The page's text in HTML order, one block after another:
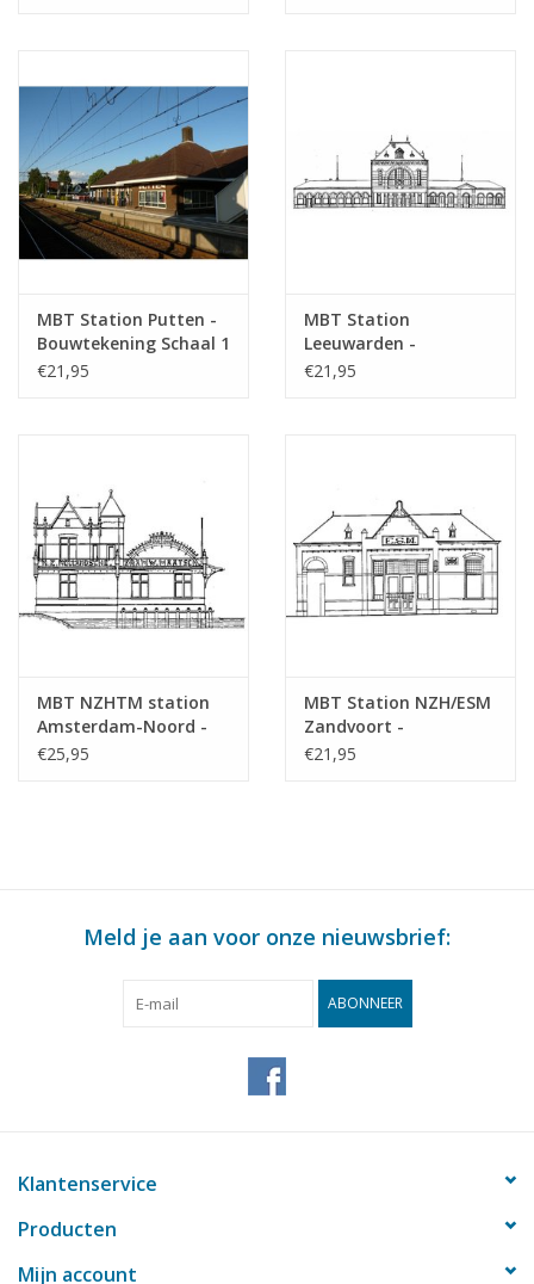
MBT Station Putten -
Bouwtekening Schaal 1
: 87 (30.00.007)
€21,95
MBT Station
Leeuwarden -
Bouwtekening Schaal 1
€21,95
MBT NZHTM station
Amsterdam-Noord -
Bouwtekening Schaal 1
€25,95
MBT Station NZH/ESM
Zandvoort -
Bouwtekening Schaal 1
€21,95
Meld je aan voor onze nieuwsbrief:
ABONNEER
Klantenservice
Producten
Mijn account